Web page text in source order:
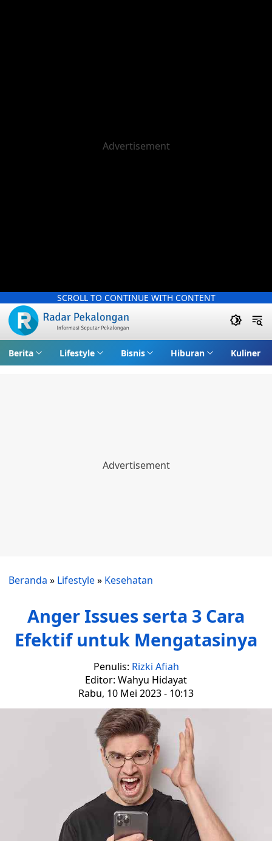
SCROLL TO CONTINUE WITH CONTENT
Berita Lifestyle Bisnis Hiburan Kuliner
Beranda » Lifestyle» Kesehatan
Anger Issues serta 3 Cara
Efektif untuk Mengatasinya
Penulis: Rizki Afiah
Editor: Wahyu Hidayat
Rabu, 10 Mei 2023 - 10:13